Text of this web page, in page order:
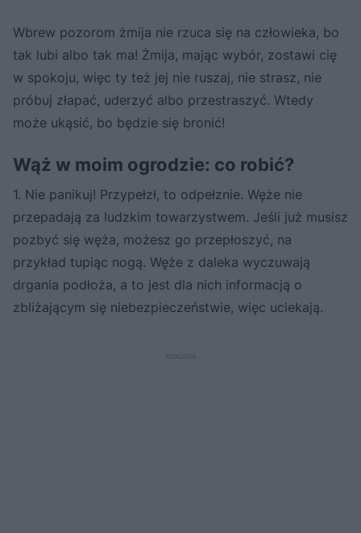
Wbrew pozorom żmija nie rzuca się na człowieka, bo
tak lubi albo tak ma! Żmija, mając wybór, zostawi cię
w spokoju, więc ty też jej nie ruszaj, nie strasz, nie
próbuj złapać, uderzyć albo przestraszyć. Wtedy
może ukąsić, bo będzie się bronić!
Wąż w moim ogrodzie: co robić?
1. Nie panikuj! Przypełzł, to odpełznie. Węże nie
przepadają za ludzkim towarzystwem. Jeśli już musisz
pozbyć się węża, możesz go przepłoszyć, na
przykład tupiąc nogą. Węże z daleka wyczuwają
drgania podłoża, a to jest dla nich informacją o
zbliżającym się niebezpieczeństwie, więc uciekają.